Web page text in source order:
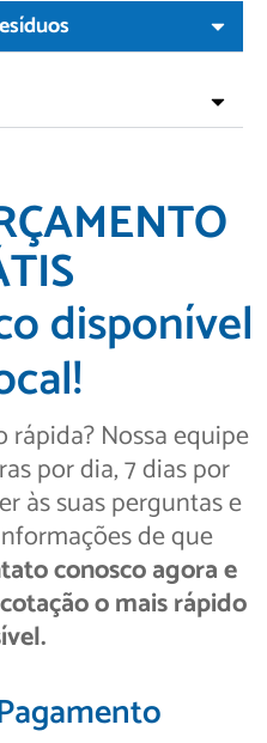
disponível
rápida? Nossa equipe
por dia, 7 dias por
às suas perguntas e
de que
conosco agora e
o mais rápido